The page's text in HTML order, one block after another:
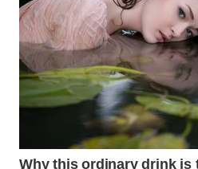
WN
LABUHANBATU
WN
TAPANULI
TENGAH
WN DELI
SERDANG